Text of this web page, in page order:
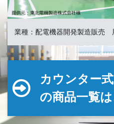
業種：配電機器開発製造販売
カウンター
の商品一覧